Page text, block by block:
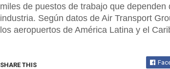
miles de puestos de trabajo que
industria. Según datos de Air Transport
los aeropuertos de América Latina y el
SHARE THIS